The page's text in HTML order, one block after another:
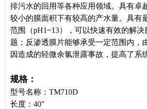
排污水的回用等各种应用领域。具有卓
较小的膜面积下有较高的产水量。具有
范围（pH1~13），可以快速有效的解决
题；反渗透膜片能够承受一定范围内，
因造成的轻微余氯泄露事故，提高了系
规格：
型号名称：TM710D
长度：40"